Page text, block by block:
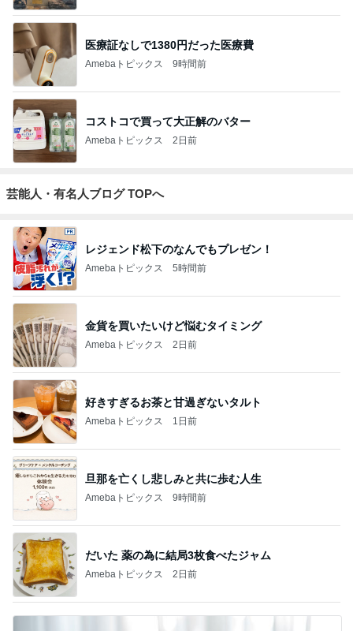
医療証なしで1380円だった医療費
Amebaトピックス 9時間前
コストコで買って大正解のバター
Amebaトピックス 2日前
芸能人・有名人ブログ TOPへ
レジェンド松下のなんでもプレゼン！
Amebaトピックス 5時間前
金貨を買いたいけど悩むタイミング
Amebaトピックス 2日前
好きすぎるお茶と甘過ぎないタルト
Amebaトピックス 1日前
旦那を亡くし悲しみと共に歩む人生
Amebaトピックス 9時間前
だいた 薬の為に結局3枚食べたジャム
Amebaトピックス 2日前